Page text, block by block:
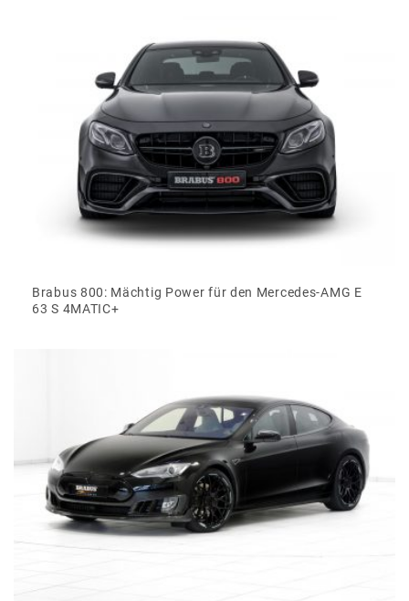
Brabus 800: Mächtig Power für den Mercedes-AMG E
63 S 4MATIC+